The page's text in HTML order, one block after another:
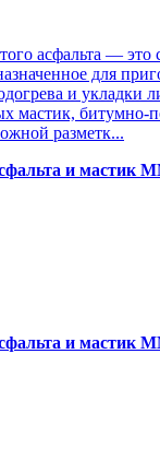
асфальта — это
для
и укладки
мастик, битумно-
разметк...
и мастик
и мастик